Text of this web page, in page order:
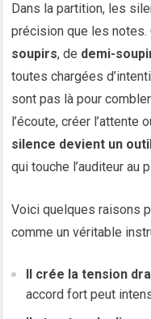
Dans la partition, les
précision que les notes.
soupirs, de demi-
toutes chargées
sont pas là pour
l’écoute, créer l’attente
silence devient un
qui touche l’auditeur au
Voici quelques raisons
comme un véritable
Il crée la tension
accord fort peut